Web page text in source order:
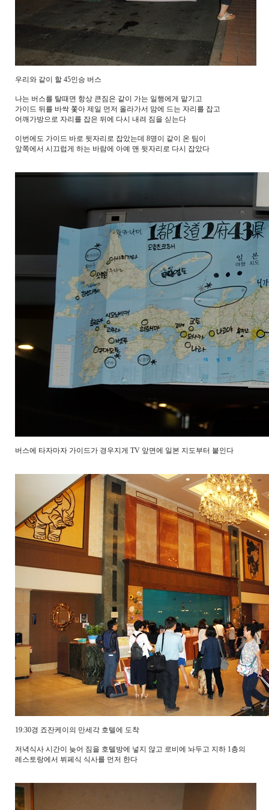
우리와 같이 할 45인승 버스
나는 버스를 탈때면 항상 큰짐은 같이 가는 일행에게 맡기고
가이드 뒤를 바싹 쫓아 제일 먼저 올라가서 맘에 드는 자리를 잡고
어깨가방으로 자리를 잡은 뒤에 다시 내려 짐을 싣는다
이번에도 가이드 바로 뒷자리로 잡았는데 8명이 같이 온 팀이
앞쪽에서 시끄럽게 하는 바람에 아예 맨 뒷자리로 다시 잡았다
버스에 타자마자 가이드가 경우지게 TV 앞면에 일본 지도부터 붙인다
19:30경 죠잔케이의 만세각 호텔에 도착
저녁식사 시간이 늦어 짐을 호텔방에 넣지 않고 로비에 놔두고 지하 1층의
레스토랑에서 뷔페식 식사를 먼저 한다